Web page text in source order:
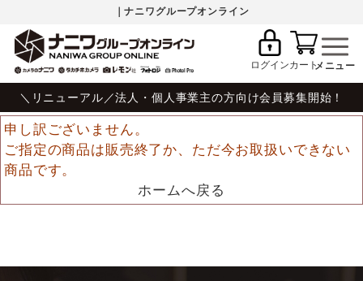
｜ナニワグループオンライン
ログインカート
＼リニューアル／法人・個人事業主の方向け会員募集開始！
申し訳ございません。
ご指定の商品は販売終了か、ただ今お取扱いできない
商品です。
ホームへ戻る